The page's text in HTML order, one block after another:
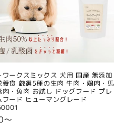
ワークスミックス 犬用 国産 無添加
養食 厳選5種の生肉 牛肉・鶏肉・馬
肉・魚肉 お試し ドッグフード プレ
フード ヒューマングレード
〜